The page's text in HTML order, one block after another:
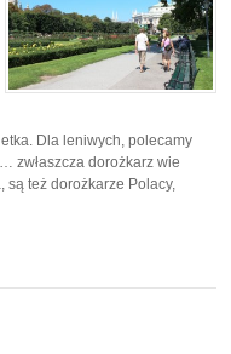
Dla leniwych, polecamy
zwłaszcza dorożkarz wie
są też dorożkarze Polacy,